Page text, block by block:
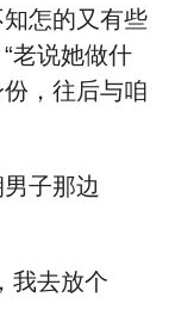
怎的又有些
老说她做什
，往后与咱
子那边
我去放个